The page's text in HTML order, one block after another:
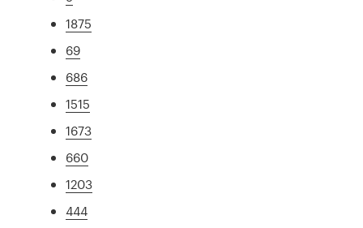
1875
69
686
1515
1673
660
1203
444